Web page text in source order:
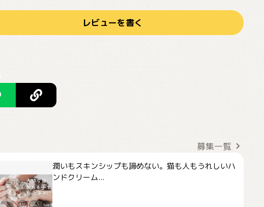
レビューを書く
募集一覧
潤いもスキンシップも諦めない。猫も人もうれしいハ
ンドクリーム...